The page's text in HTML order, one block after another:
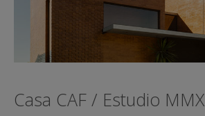
Casa CAF / Estudio MMX